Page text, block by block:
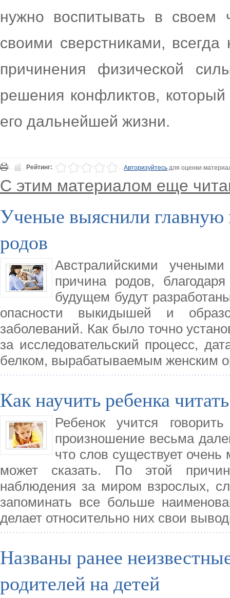
нужно воспитывать в своем
своими сверстниками,
причинения физической
решения конфликтов,
его дальнейшей жизни.
Рейтинг: Авторизуйтесьдля оценки
С этим материалом еще
Ученые выяснили
родов
Австралийскими
причина родов,
будущем будут
опасности выкидышей и
заболеваний. Как было точно
за исследовательский процесс,
белком, вырабатываемым женским
Как научить ребенка
Ребенок учится
произношение весьма
что слов существует
может сказать. По этой
наблюдения за миром взрослых,
запоминать все больше
делает относительно них свои
Названы ранее
родителей на детей